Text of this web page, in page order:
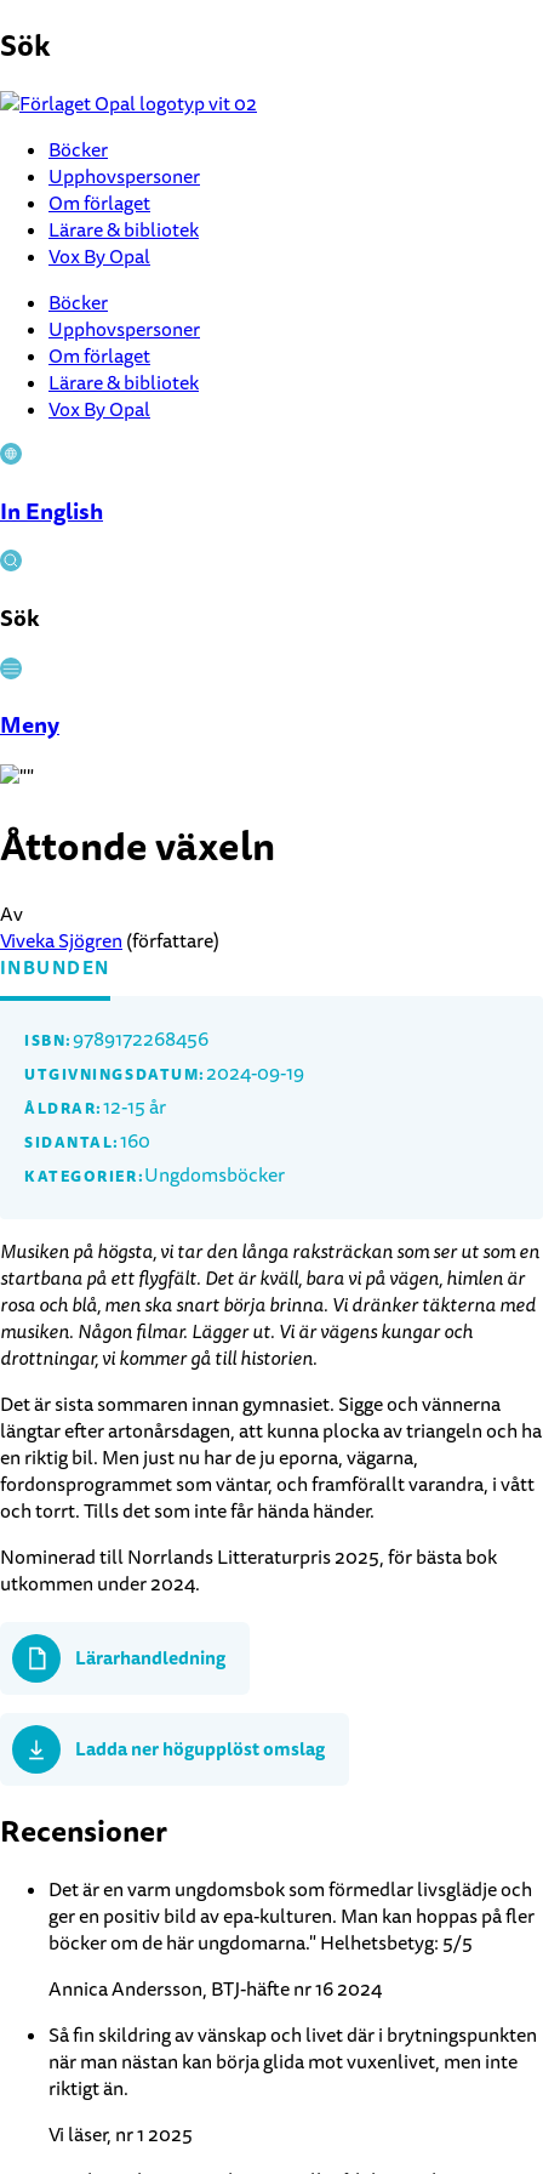
till
Sök
Böcker
Upphovspersoner
Om förlaget
Lärare & bibliotek
Vox By Opal
Böcker
Upphovspersoner
Om förlaget
Lärare & bibliotek
Vox By Opal
In English
Sök
Stäng
Meny
Åttonde växeln
Av
Viveka Sjögren (författare)
INBUNDEN
ISBN:9789172268456
UTGIVNINGSDATUM: 2024-09-19
ÅLDRAR:12-15 år
SIDANTAL:160
KATEGORIER:Ungdomsböcker
Musiken på högsta, vi tar den långa raksträckan som ser ut som en
startbana på ett flygfält. Det är kväll, bara vi på vägen, himlen är
rosa och blå, men ska snart börja brinna. Vi dränker täkterna med
musiken. Någon filmar. Lägger ut. Vi är vägens kungar och
drottningar, vi kommer gå till historien.
Det är sista sommaren innan gymnasiet. Sigge och vännerna
längtar efter artonårsdagen, att kunna plocka av triangeln och ha
en riktig bil. Men just nu har de ju eporna, vägarna,
fordonsprogrammet som väntar, och framförallt varandra, i vått
och torrt. Tills det som inte får hända händer.
Nominerad till Norrlands Litteraturpris 2025, för bästa bok
utkommen under 2024.
Lärarhandledning
Ladda ner högupplöst omslag
Recensioner
Det är en varm ungdomsbok som förmedlar livsglädje och
ger en positiv bild av epa-kulturen. Man kan hoppas på fler
böcker om de här ungdomarna." Helhetsbetyg: 5/5
Annica Andersson, BTJ-häfte nr 16 2024
Så fin skildring av vänskap och livet där i brytningspunkten
när man nästan kan börja glida mot vuxenlivet, men inte
riktigt än.
Vi läser, nr 1 2025